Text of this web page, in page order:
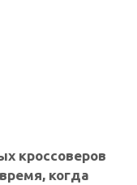
кроссоверов
когда